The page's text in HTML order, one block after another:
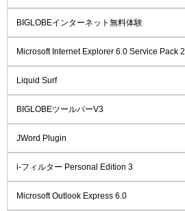
BIGLOBEインターネット無料体験
Microsoft Internet Explorer 6.0 Service Pack 2
Liquid Surf
BIGLOBEツールバーV3
JWord Plugin
i-フィルター Personal Edition 3
Microsoft Outlook Express 6.0